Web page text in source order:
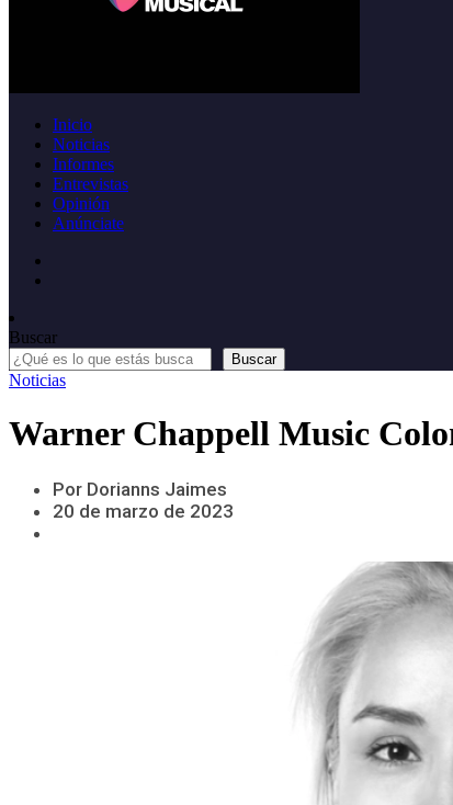
Inicio
Noticias
Informes
Entrevistas
Opinión
Anúnciate
Buscar
Buscar
Noticias
Warner Chappell Music
Por Dorianns Jaimes
20 de marzo de 2023